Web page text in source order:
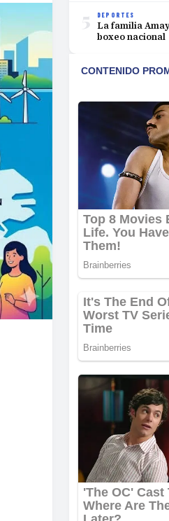
5 DEPORTES
La familia
boxeo nacional